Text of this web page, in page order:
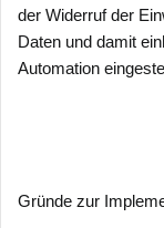
der Widerruf der
Daten und damit
Automation
Gründe zur